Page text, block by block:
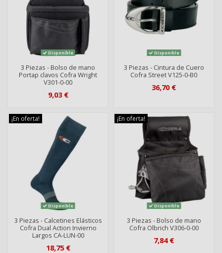
Disponible
3 Piezas - Bolso de mano
Portap clavos Cofra Wright
V301-0-00
9,03 €
Disponible
3 Piezas - Cintura de Cuero
Cofra Street V125-0-B0
36,70 €
¡En oferta!
Disponible
3 Piezas - Calcetines Elásticos
Cofra Dual Action Invierno
Largos CA-LUN-00
18,75 €
¡En oferta!
Disponible
3 Piezas - Bolso de mano
Cofra Olbrich V306-0-00
7,84 €